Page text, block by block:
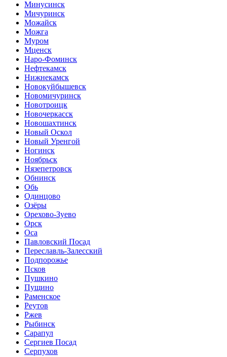
Минусинск
Мичуринск
Можайск
Можга
Муром
Мценск
Наро-Фоминск
Нефтекамск
Нижнекамск
Новокуйбышевск
Новомичуринск
Новотроицк
Новочеркасск
Новошахтинск
Новый Оскол
Новый Уренгой
Ногинск
Ноябрьск
Нязепетровск
Обнинск
Обь
Одинцово
Озёры
Орехово-Зуево
Орск
Оса
Павловский Посад
Переславль-Залесский
Подпорожье
Псков
Пушкино
Пущино
Раменское
Реутов
Ржев
Рыбинск
Сарапул
Сергиев Посад
Серпухов